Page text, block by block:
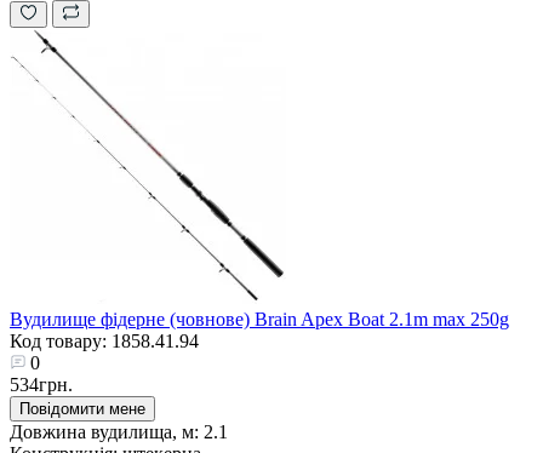
Вудилище фідерне (човнове) Brain Apex Boat 2.1m max 250g
Код товару: 1858.41.94
0
534грн.
Повідомити мене
Довжина вудилища, м: 2.1